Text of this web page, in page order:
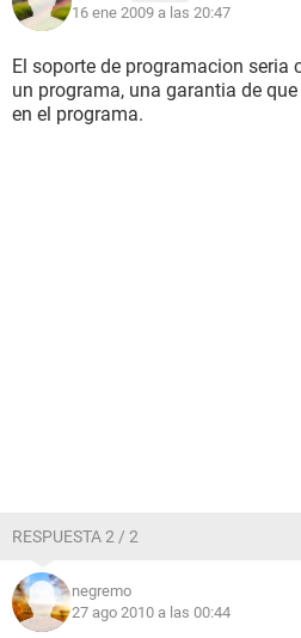
16 ene 2009 a las 20:47
El soporte de programacion seria
un programa, una garantia de
en el programa.
RESPUESTA 2 / 2
negremo
27 ago 2010 a las 00:44